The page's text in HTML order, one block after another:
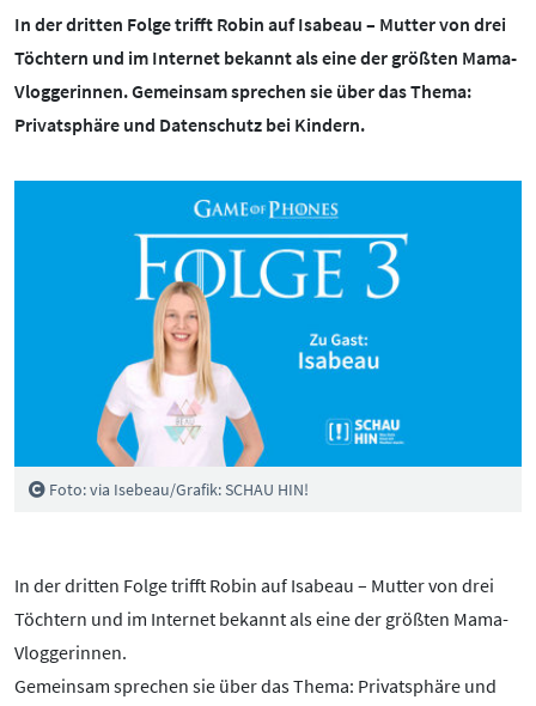
In der dritten Folge trifft Robin auf Isabeau – Mutter von drei
Töchtern und im Internet bekannt als eine der größten Mama-
Vloggerinnen. Gemeinsam sprechen sie über das Thema:
Privatsphäre und Datenschutz bei Kindern.
Foto: via Isebeau/Grafik: SCHAU HIN!
In der dritten Folge trifft Robin auf Isabeau – Mutter von drei
Töchtern und im Internet bekannt als eine der größten Mama-
Vloggerinnen.
Gemeinsam sprechen sie über das Thema: Privatsphäre und
BEIRAT
BOTSCHAFTERINNEN
IMPRESSUM
BARRIEREFREIHEIT
MEDIATHEK
MEDIENCOACHES
MATERIALIEN
NEWSLETTER
Cybergrooming
Cybermobbing
Kinderrechte
Konsolen & PC
Lernen & Medien
Pornografie
Snapchat
TikTok